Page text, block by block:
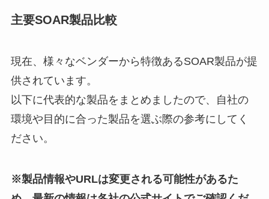
主要SOAR製品比較
現在、様々なベンダーから特徴あるSOAR製品が提
供されています。
以下に代表的な製品をまとめましたので、自社の
環境や目的に合った製品を選ぶ際の参考にしてく
ださい。
※製品情報やURLは変更される可能性があるた